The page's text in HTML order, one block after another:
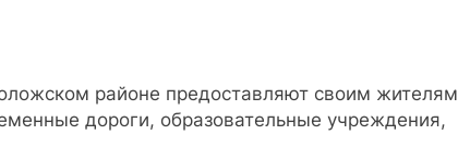
районе предоставляют своим жителям
дороги, образовательные учреждения,